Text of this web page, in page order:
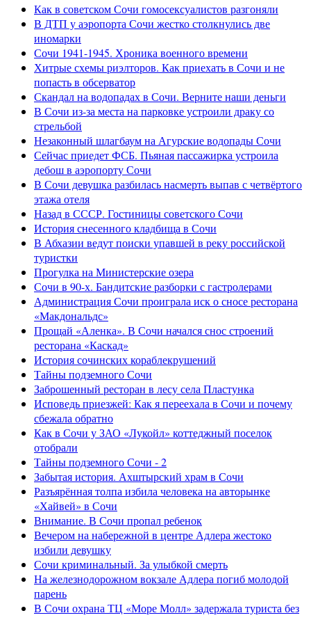
Как в советском Сочи гомосексуалистов разгоняли
В ДТП у аэропорта Сочи жестко столкнулись две
иномарки
Сочи 1941-1945. Хроника военного времени
Хитрые схемы риэлторов. Как приехать в Сочи и не
попасть в обсерватор
Скандал на водопадах в Сочи. Верните наши деньги
В Сочи из-за места на парковке устроили драку со
стрельбой
Незаконный шлагбаум на Агурские водопады Сочи
Сейчас приедет ФСБ. Пьяная пассажирка устроила
дебош в аэропорту Сочи
В Сочи девушка разбилась насмерть выпав с четвёртого
этажа отеля
Назад в СССР. Гостиницы советского Сочи
История снесенного кладбища в Сочи
В Абхазии ведут поиски упавшей в реку российской
туристки
Прогулка на Министерские озера
Сочи в 90-х. Бандитские разборки с гастролерами
Администрация Сочи проиграла иск о сносе ресторана
«Макдональдс»
Прощай «Аленка». В Сочи начался снос строений
ресторана «Каскад»
История сочинских кораблекрушений
Тайны подземного Сочи
Заброшенный ресторан в лесу села Пластунка
Исповедь приезжей: Как я переехала в Сочи и почему
сбежала обратно
Как в Сочи у ЗАО «Лукойл» коттеджный поселок
отобрали
Тайны подземного Сочи - 2
Забытая история. Ахштырский храм в Сочи
Разъярённая толпа избила человека на авторынке
«Хайвей» в Сочи
Внимание. В Сочи пропал ребенок
Вечером на набережной в центре Адлера жестоко
избили девушку
Сочи криминальный. За улыбкой смерть
На железнодорожном вокзале Адлера погиб молодой
парень
В Сочи охрана ТЦ «Море Молл» задержала туриста без